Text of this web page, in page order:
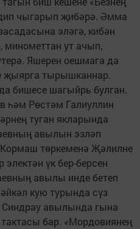
чыгарып җибәрә. Әмма
эләгә, кибән
минометтан ут ачып,
Яшерен оешмага да
җыярга тырышканнар.
бишесе шагыйрь булган.
һәм Рөстәм Галиуллин
туган якларында
авылын эзләп
төркеменә Җәлилне
үк бер-берсен
авылы инде бетеп
кую турында сүз
Синдрау авылында гына
бар. «Мордовиянең